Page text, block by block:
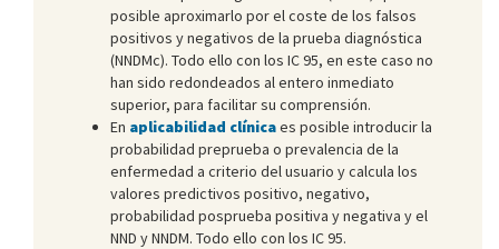
posible aproximarlo por el coste de los falsos
positivos y negativos de la prueba diagnóstica
(NNDMc). Todo ello con los IC 95, en este caso no
han sido redondeados al entero inmediato
superior, para facilitar su comprensión.
En aplicabilidad clínicaes posible introducir la
probabilidad preprueba o prevalencia de la
enfermedad a criterio del usuario y calcula los
valores predictivos positivo, negativo,
probabilidad posprueba positiva y negativa y el
NND y NNDM. Todo ello con los IC 95.